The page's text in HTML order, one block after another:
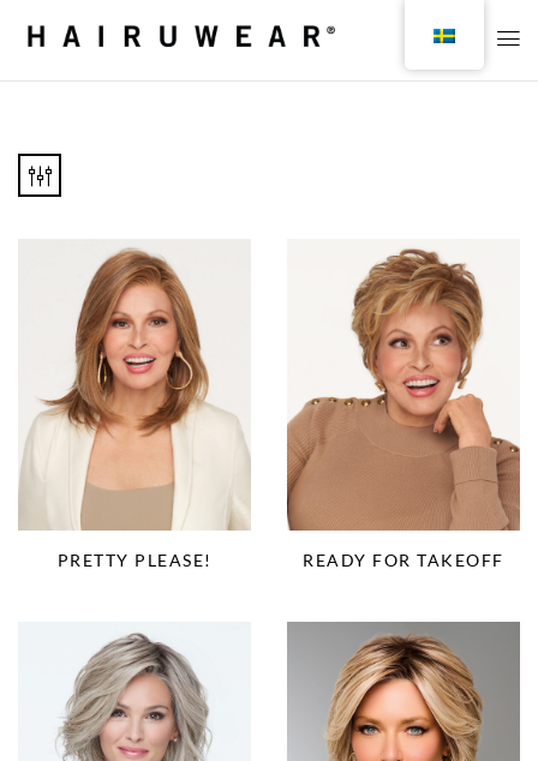
PRETTY PLEASE! READY FOR TAKEOFF